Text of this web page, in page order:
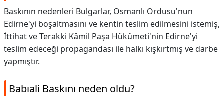
Baskının nedenleri Bulgarlar, Osmanlı Ordusu'nun
Edirne'yi boşaltmasını ve kentin teslim edilmesini istemiş,
İttihat ve Terakki Kâmil Paşa Hükûmeti'nin Edirne'yi
teslim edeceği propagandası ile halkı kışkırtmış ve darbe
yapmıştır.
Babıali Baskını neden oldu?